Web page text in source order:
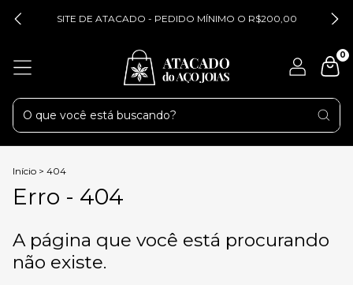
SITE DE ATACADO - PEDIDO MÍNIMO O R$200,00
0
Início > 404
Erro - 404
A página que você está procurando
não existe.